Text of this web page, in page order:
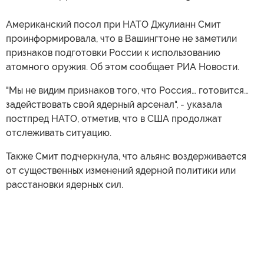
Американский посол при НАТО Джулианн Смит
проинформировала, что в Вашингтоне не заметили
признаков подготовки России к использованию
атомного оружия. Об этом сообщает РИА Новости.
"Мы не видим признаков того, что Россия… готовится…
задействовать свой ядерный арсенал", - указала
постпред НАТО, отметив, что в США продолжат
отслеживать ситуацию.
Также Смит подчеркнула, что альянс воздерживается
от существенных изменений ядерной политики или
расстановки ядерных сил.